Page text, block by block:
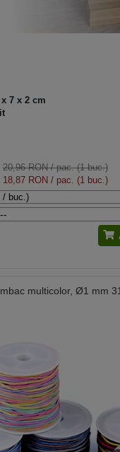
x 7 x 2 cm
20,96 RON/ pac. (1 buc.)
18,87 RON / pac. (1 buc.)
multicolor, Ø1 mm